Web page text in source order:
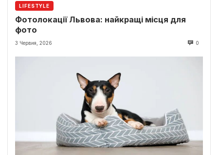
LIFESTYLE
Фотолокації Львова: найкращі місця для
фото
3 Червня, 2026 0